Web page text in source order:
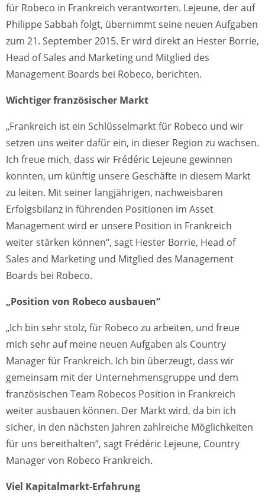
für Robeco in Frankreich verantworten. Lejeune, der auf
Philippe Sabbah folgt, übernimmt seine neuen Aufgaben
zum 21. September 2015. Er wird direkt an Hester Borrie,
Head of Sales and Marketing und Mitglied des
Management Boards bei Robeco, berichten.
Wichtiger französischer Markt
„Frankreich ist ein Schlüsselmarkt für Robeco und wir
setzen uns weiter dafür ein, in dieser Region zu wachsen.
Ich freue mich, dass wir Frédéric Lejeune gewinnen
konnten, um künftig unsere Geschäfte in diesem Markt
zu leiten. Mit seiner langjährigen, nachweisbaren
Erfolgsbilanz in führenden Positionen im Asset
Management wird er unsere Position in Frankreich
weiter stärken können“, sagt Hester Borrie, Head of
Sales and Marketing und Mitglied des Management
Boards bei Robeco.
„Position von Robeco ausbauen“
„Ich bin sehr stolz, für Robeco zu arbeiten, und freue
mich sehr auf meine neuen Aufgaben als Country
Manager für Frankreich. Ich bin überzeugt, dass wir
gemeinsam mit der Unternehmensgruppe und dem
französischen Team Robecos Position in Frankreich
weiter ausbauen können. Der Markt wird, da bin ich
sicher, in den nächsten Jahren zahlreiche Möglichkeiten
für uns bereithalten“, sagt Frédéric Lejeune, Country
Manager von Robeco Frankreich.
Viel Kapitalmarkt-Erfahrung